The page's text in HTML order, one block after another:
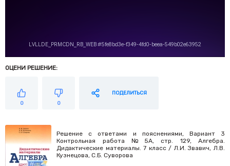
ОЦЕНИ РЕШЕНИЕ:
0 0
ПОДЕЛИТЬСЯ
Решение с ответами и пояснениями, Вариант 3
Контрольная работа №5А, стр. 129, Алгебра.
Дидактические материалы. 7 класс / Л.И. Звавич, Л.В.
Кузнецова, С.Б. Суворова